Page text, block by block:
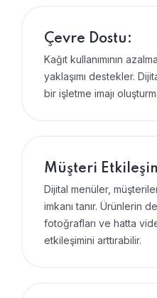
Çevre Dostu:
Kağıt kullanımının
yaklaşımı destekler.
bir işletme imajı
Müşteri
Dijital menüler,
imkanı tanır. Ürünlerin
fotoğrafları ve hatta
etkileşimini arttırabilir.